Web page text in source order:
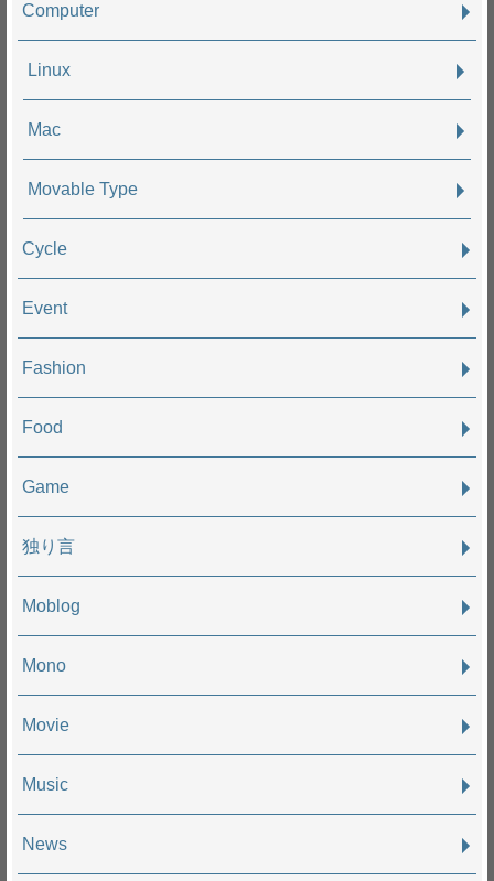
Computer
Linux
Mac
Movable Type
Cycle
Event
Fashion
Food
Game
独り言
Moblog
Mono
Movie
Music
News